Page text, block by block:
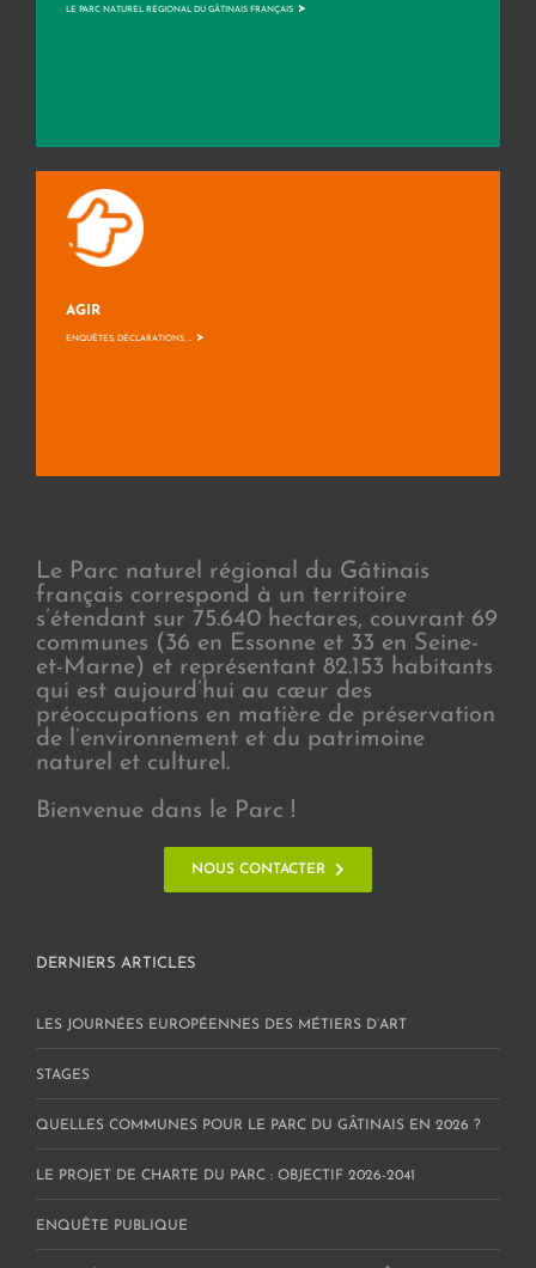
LE PARC NATUREL RÉGIONAL DU GÂTINAIS FRANÇAIS >
AGIR
ENQUÊTES, DÉCLARATIONS, ... >
Le Parc naturel régional du Gâtinais
français correspond à un territoire
s’étendant sur 75.640 hectares, couvrant 69
communes (36 en Essonne et 33 en Seine-
et-Marne) et représentant 82.153 habitants
qui est aujourd’hui au cœur des
préoccupations en matière de préservation
de l’environnement et du patrimoine
naturel et culturel.
Bienvenue dans le Parc !
NOUS CONTACTER
DERNIERS ARTICLES
LES JOURNÉES EUROPÉENNES DES MÉTIERS D’ART
STAGES
QUELLES COMMUNES POUR LE PARC DU GÂTINAIS EN 2026 ?
LE PROJET DE CHARTE DU PARC : OBJECTIF 2026-2041
ENQUÊTE PUBLIQUE